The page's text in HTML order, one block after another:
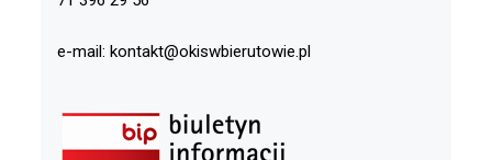
e-mail: kontakt@okiswbierutowie.pl